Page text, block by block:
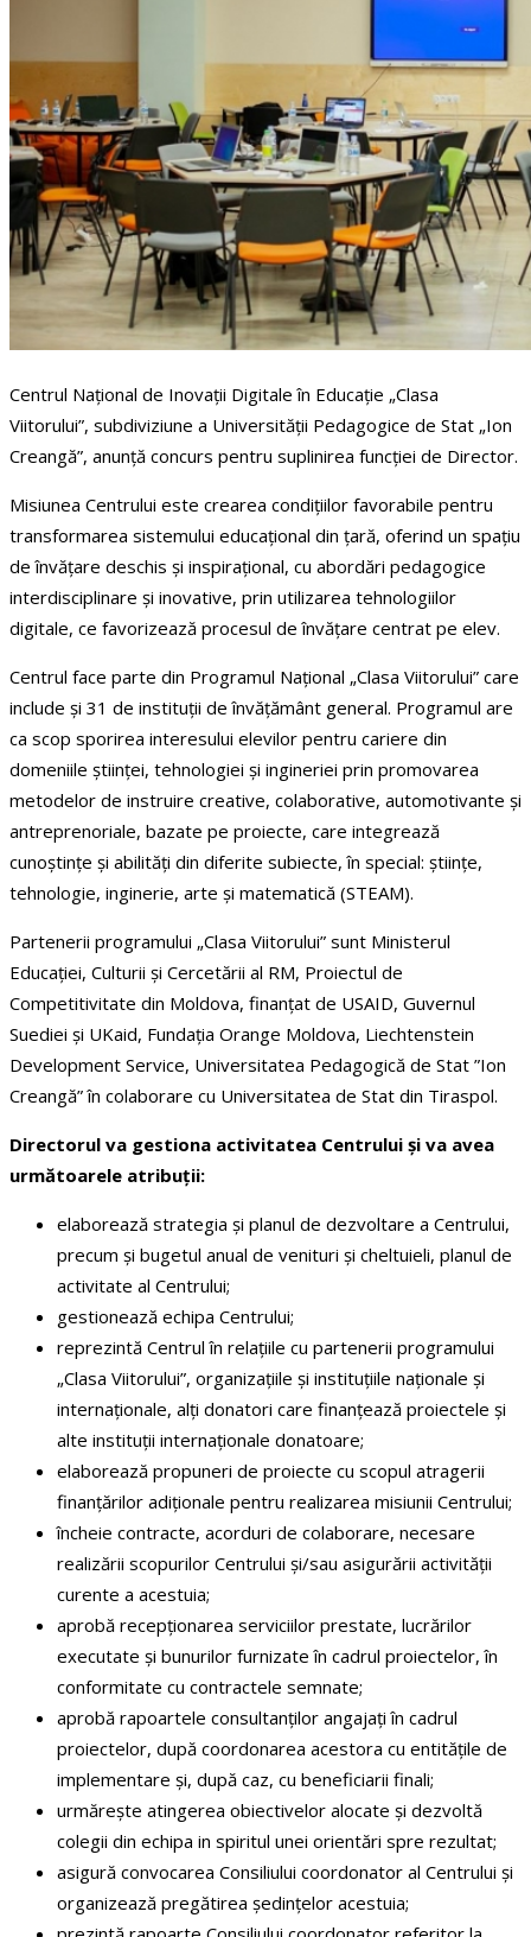
Centrul Național de Inovații Digitale în Educație „Clasa
Viitorului”, subdiviziune a Universității Pedagogice de Stat „Ion
Creangă”, anunță concurs pentru suplinirea funcției de Director.
Misiunea Centrului este crearea condițiilor favorabile pentru
transformarea sistemului educațional din țară, oferind un spațiu
de învățare deschis și inspirațional, cu abordări pedagogice
interdisciplinare și inovative, prin utilizarea tehnologiilor
digitale, ce favorizează procesul de învățare centrat pe elev.
Centrul face parte din Programul Național „Clasa Viitorului” care
include și 31 de instituții de învățământ general. Programul are
ca scop sporirea interesului elevilor pentru cariere din
domeniile științei, tehnologiei și ingineriei prin promovarea
metodelor de instruire creative, colaborative, automotivante și
antreprenoriale, bazate pe proiecte, care integrează
cunoștințe și abilități din diferite subiecte, în special: științe,
tehnologie, inginerie, arte și matematică (STEAM).
Partenerii programului „Clasa Viitorului” sunt Ministerul
Educației, Culturii și Cercetării al RM, Proiectul de
Competitivitate din Moldova, finanțat de USAID, Guvernul
Suediei și UKaid, Fundația Orange Moldova, Liechtenstein
Development Service, Universitatea Pedagogică de Stat ”Ion
Creangă” în colaborare cu Universitatea de Stat din Tiraspol.
Directorul va gestiona activitatea Centrului și va avea
următoarele atribuții:
elaborează strategia și planul de dezvoltare a Centrului,
precum și bugetul anual de venituri și cheltuieli, planul de
activitate al Centrului;
gestionează echipa Centrului;
reprezintă Centrul în relațiile cu partenerii programului
„Clasa Viitorului”, organizațiile și instituțiile naționale și
internaționale, alți donatori care finanțează proiectele și
alte instituții internaționale donatoare;
elaborează propuneri de proiecte cu scopul atragerii
finanțărilor adiționale pentru realizarea misiunii Centrului;
încheie contracte, acorduri de colaborare, necesare
realizării scopurilor Centrului și/sau asigurării activității
curente a acestuia;
aprobă recepționarea serviciilor prestate, lucrărilor
executate și bunurilor furnizate în cadrul proiectelor, în
conformitate cu contractele semnate;
aprobă rapoartele consultanților angajați în cadrul
proiectelor, după coordonarea acestora cu entitățile de
implementare și, după caz, cu beneficiarii finali;
urmărește atingerea obiectivelor alocate și dezvoltă
colegii din echipa in spiritul unei orientări spre rezultat;
asigură convocarea Consiliului coordonator al Centrului și
organizează pregătirea ședințelor acestuia;